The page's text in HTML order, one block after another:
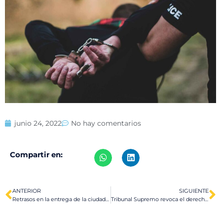
junio 24, 2022 No hay comentarios
Compartir en:
ANTERIOR
Retrasos en la entrega de la ciudadanía
SIGUIENTE
Tribunal Supremo revoca el derecho al aborto